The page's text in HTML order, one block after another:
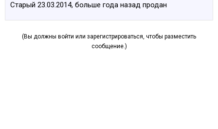
Старый 23.03.2014, больше года назад продан
(Вы должны войти или зарегистрироваться, чтобы разместить
сообщение.)